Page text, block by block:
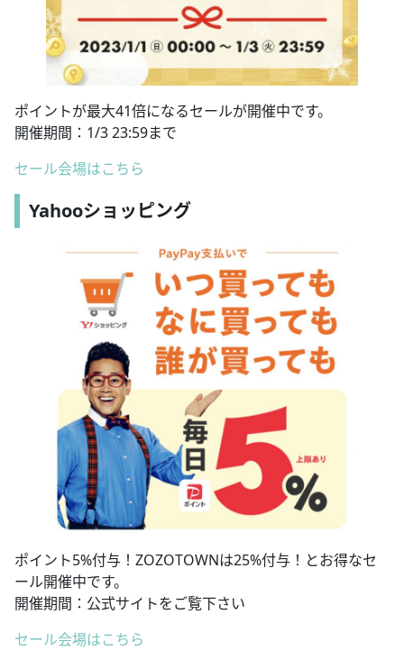
ポイントが最大41倍になるセールが開催中です。
開催期間：1/3 23:59まで
セール会場はこちら
Yahooショッピング
ポイント5%付与！ZOZOTOWNは25%付与！とお得なセ
ール開催中です。
開催期間：公式サイトをご覧下さい
セール会場はこちら